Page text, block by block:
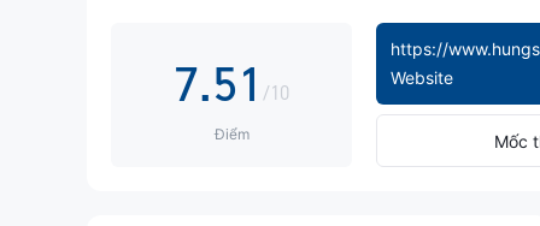
7.5
6
1
2
/10
Điểm
https://
Website
Mốc